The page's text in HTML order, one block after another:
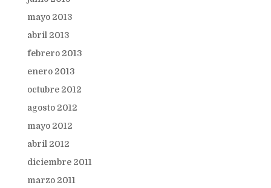
mayo 2013
abril 2013
febrero 2013
enero 2013
octubre 2012
agosto 2012
mayo 2012
abril 2012
diciembre 2011
marzo 2011